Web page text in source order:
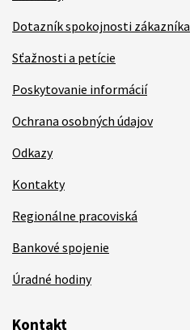
Dotazník spokojnosti zákazníka
Sťažnosti a petície
Poskytovanie informácií
Ochrana osobných údajov
Odkazy
Kontakty
Regionálne pracoviská
Bankové spojenie
Úradné hodiny
Kontakt